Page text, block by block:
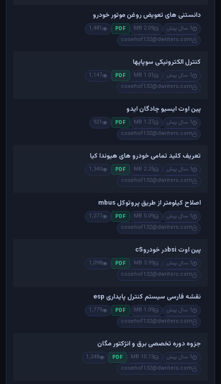
دانستنی های تعویض روغن موتور خودرو
1 سال پیش 2.09 MB
PDF
1,481
cosehof132@dwriters.com
کنترل الکترونیکی سوپاپها
1 سال پیش 1.01 MB
PDF
1,147
cosehof132@dwriters.com
پین اوت ایسیو چادگان ایدو
1 سال پیش 1.27 MB
PDF
921
cosehof132@dwriters.com
تعریف کلید تمامی خودرو های هیوندا کیا
1 سال پیش 2.25 MB
PDF
1,340
cosehof132@dwriters.com
اصلاح کیلومتر از طریق پروتوکل mbus
1 سال پیش 5.09 MB
PDF
1,277
cosehof132@dwriters.com
پین اوت bsiدر خودروc5
1 سال پیش 3.99 MB
PDF
1,098
cosehof132@dwriters.com
نقشه فارسی سیستم کنترل پایداری esp
1 سال پیش 1.09 MB
PDF
1,779
cosehof132@dwriters.com
جزوه دوره تخصصی برق و انژکتور مگان
1 سال پیش 10.73 MB
PDF
1,248
cosehof132@dwriters.com